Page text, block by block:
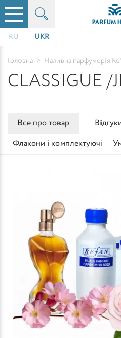
RU UKR
Головна > Наливна парфумерія
CLASSIGUE /
Все про товар
Флакони і комплектуючі